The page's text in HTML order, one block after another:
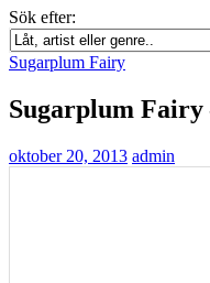
Sök efter:
Sugarplum Fairy
Sugarplum Fairy
oktober 20, 2013 admin